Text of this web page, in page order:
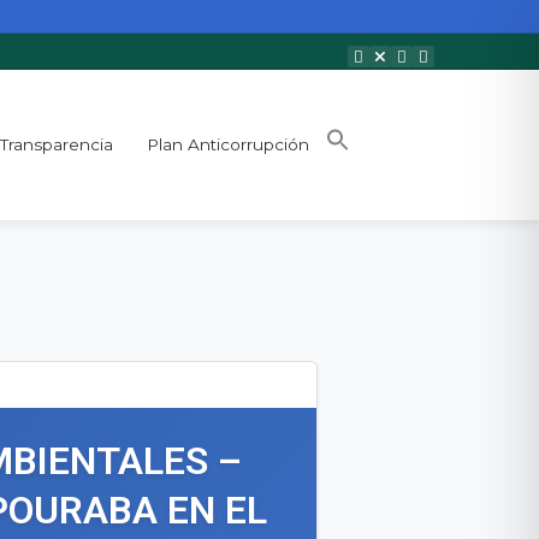
Transparencia Plan Anticorrupción
–
EN EL